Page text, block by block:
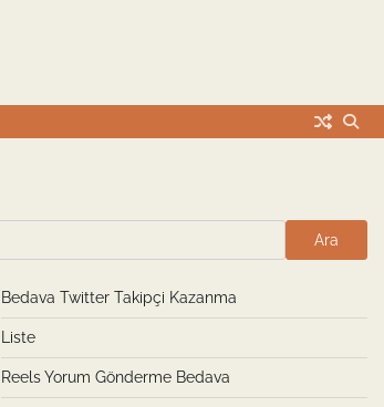
Ara
Bedava Twitter Takipçi Kazanma
Liste
Reels Yorum Gönderme Bedava